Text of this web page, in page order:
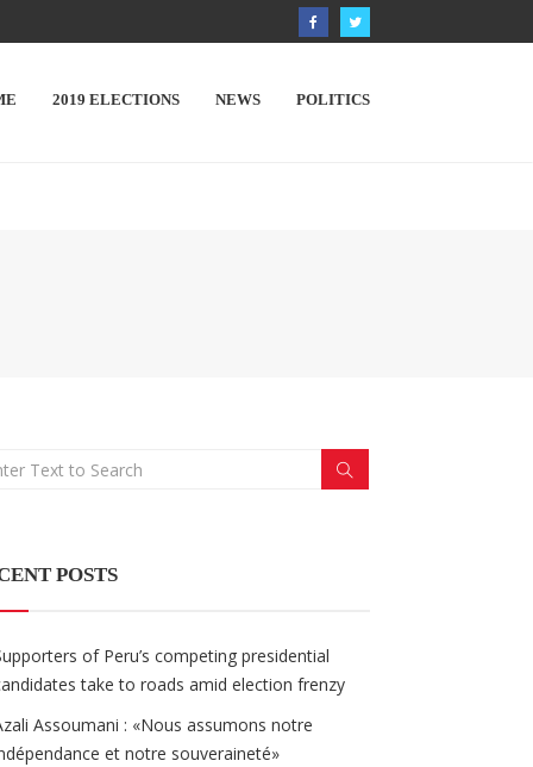
2019 ELECTIONS NEWS POLITICS
POSTS
of Peru’s competing presidential
take to roads amid election frenzy
Assoumani : «Nous assumons notre
et notre souveraineté»